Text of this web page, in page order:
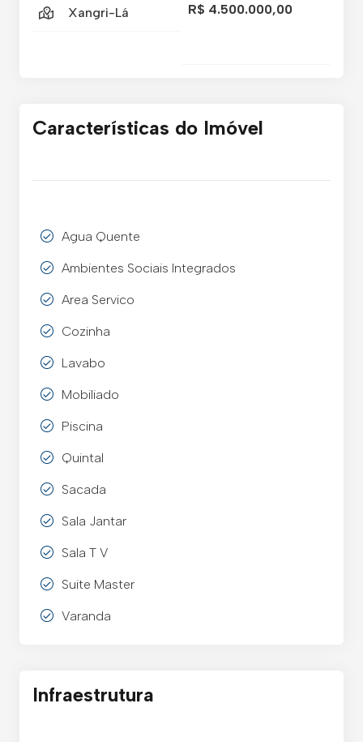
Xangri-Lá
R$ 4.500.000,00
Características do Imóvel
Agua Quente
Ambientes Sociais Integrados
Area Servico
Cozinha
Lavabo
Mobiliado
Piscina
Quintal
Sacada
Sala Jantar
Sala T V
Suite Master
Varanda
Infraestrutura